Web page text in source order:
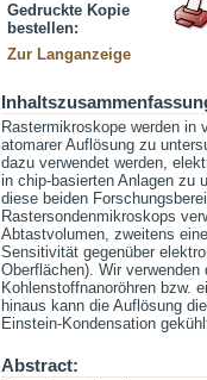
Gedruckte Kopie
bestellen:
Zur Langanzeige
Rastermikroskope werden in
atomarer Auflösung zu
dazu verwendet werden,
in chip-basierten Anlagen zu
diese beiden
Rastersondenmikroskops
Abtastvolumen, zweitens
Sensitivität gegenüber
Oberflächen). Wir
Kohlenstoffnanoröhren bzw.
hinaus kann die Auflösung
Einstein-Kondensation
Abstract: